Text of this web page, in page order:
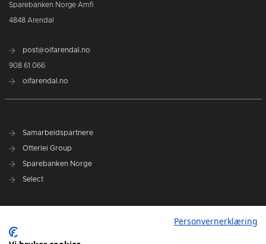
Sparebanken Norge Amfi
4848 Arendal
post@oifarendal.no
908 61 066
oifarendal.no
Samarbeidspartnere
Otterlei Group
Sparebanken Norge
Select
Spillerstall
Personvernerklæring